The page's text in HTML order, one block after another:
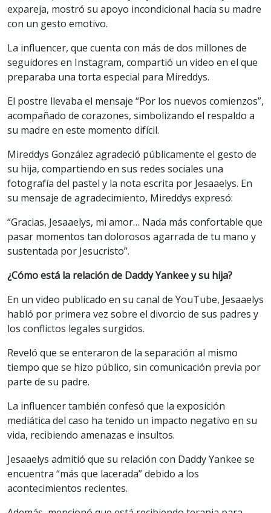
expareja, mostró su apoyo incondicional hacia su madre
con un gesto emotivo.
La influencer, que cuenta con más de dos millones de
seguidores en Instagram, compartió un video en el que
preparaba una torta especial para Mireddys.
El postre llevaba el mensaje “Por los nuevos comienzos”,
acompañado de corazones, simbolizando el respaldo a
su madre en este momento difícil.
Mireddys González agradeció públicamente el gesto de
su hija, compartiendo en sus redes sociales una
fotografía del pastel y la nota escrita por Jesaaelys. En
su mensaje de agradecimiento, Mireddys expresó:
“Gracias, Jesaaelys, mi amor… Nada más confortable que
pasar momentos tan dolorosos agarrada de tu mano y
sustentada por Jesucristo”.
¿Cómo está la relación de Daddy Yankee y su hija?
En un video publicado en su canal de YouTube, Jesaaelys
habló por primera vez sobre el divorcio de sus padres y
los conflictos legales surgidos.
Reveló que se enteraron de la separación al mismo
tiempo que se hizo público, sin comunicación previa por
parte de su padre.
La influencer también confesó que la exposición
mediática del caso ha tenido un impacto negativo en su
vida, recibiendo amenazas e insultos.
Jesaaelys admitió que su relación con Daddy Yankee se
encuentra “más que lacerada” debido a los
acontecimientos recientes.